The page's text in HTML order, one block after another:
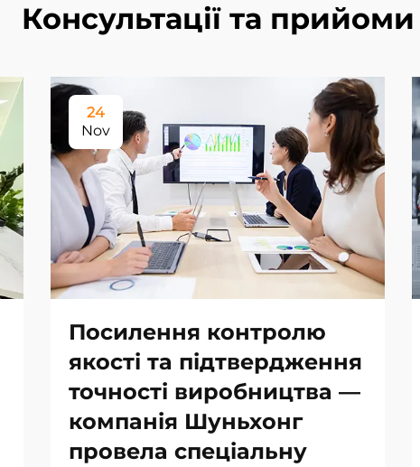
Консультації та прийоми
24
Nov
Посилення контролю
якості та підтвердження
точності виробництва —
компанія Шуньхонг
провела спеціальну